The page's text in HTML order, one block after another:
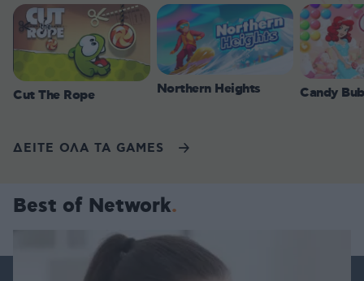
Cut The Rope Northern Heights Candy
ΔΕΙΤΕ ΟΛΑ ΤΑ GAMES
Best of Network